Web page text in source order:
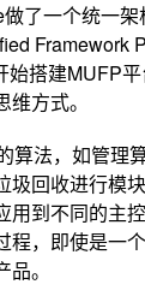
了一个统一架
Framework
始搭建MUFP
方式。
算法，如管理
圾回收进行模
用到不同的主
程，即使是一
。